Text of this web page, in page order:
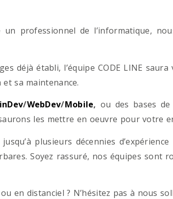
professionnel de l’informatique,
déjà établi, l’équipe CODE LINE
sa maintenance.
/WebDev/Mobile, ou des bases
les mettre en oeuvre pour votre
plusieurs décennies
Soyez rassuré, nos équipes
en distanciel ? N’hésitez pas à nous